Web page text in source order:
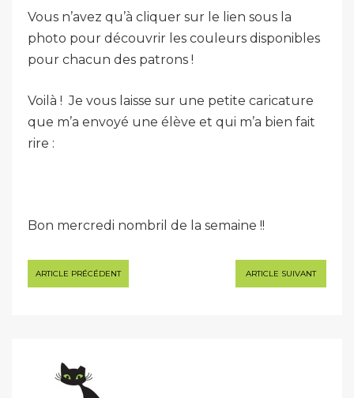
Vous n’avez qu’à cliquer sur le lien sous la
photo pour découvrir les couleurs disponibles
pour chacun des patrons !
Voilà ! Je vous laisse sur une petite caricature
que m’a envoyé une élève et qui m’a bien fait
rire :
Bon mercredi nombril de la semaine !!
Navigation
de
ARTICLE PRÉCÉDENT ARTICLE SUIVANT